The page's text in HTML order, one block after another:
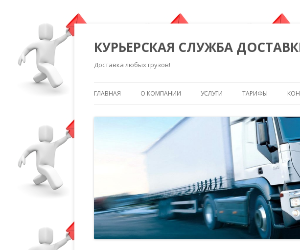
КУРЬЕРСКАЯ СЛУЖБА
Доставка любых грузов!
ГЛАВНАЯ О КОМПАНИИ УСЛУГИ ТАРИФЫ